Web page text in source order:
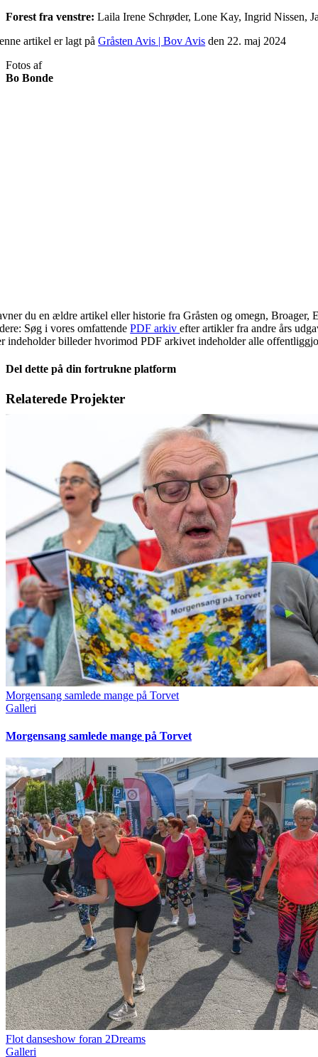
Forest fra venstre: Laila Irene Schrøder, Lone Kay, Ingrid Nissen,
artikel er lagt påGråsten Avis | Bov Avis den 22. maj 2024
Fotos af
Bo Bonde
du en ældre artikel eller historie fra Gråsten og omegn,
Søg i vores omfattendePDF arkivefter artikler fra andre års
indeholder billeder hvorimod PDF arkivet indeholder alle
Del dette på din fortrukne platform
Facebook
X
LinkedIn
E-
Relaterede Projekter
Morgensang samlede mange på Torvet
Galleri
Morgensang samlede mange på Torvet
Flot danseshow foran 2Dreams
Galleri